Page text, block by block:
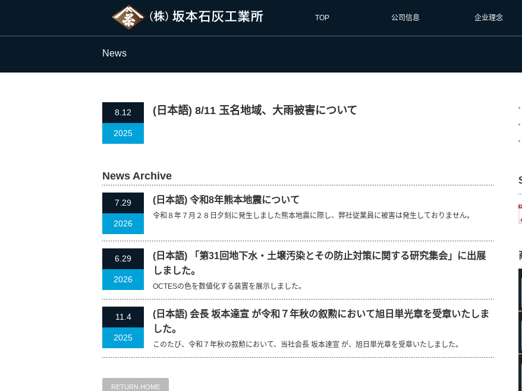
TOP 公司信息 企业理念
News
8.12
2025
(日本語) 8/11 玉名地域、大雨被害について
News Archive
7.29
2026
(日本語) 令和8年熊本地震について
令和８年７月２８日夕刻に発生しました熊本地震に際し、弊社従業員に被害は発生しておりません。
6.29
2026
(日本語) 「第31回地下水・土壌汚染とその防止対策に関する研究集会」に出展
しました。
OCTESの色を数値化する装置を展示しました。
11.4
2025
(日本語) 会長 坂本達宣 が令和７年秋の叙勲において旭日単光章を受章いたしま
した。
このたび、令和７年秋の叙勲において、当社会長 坂本達宣 が、旭日単光章を受章いたしました。
RETURN HOME